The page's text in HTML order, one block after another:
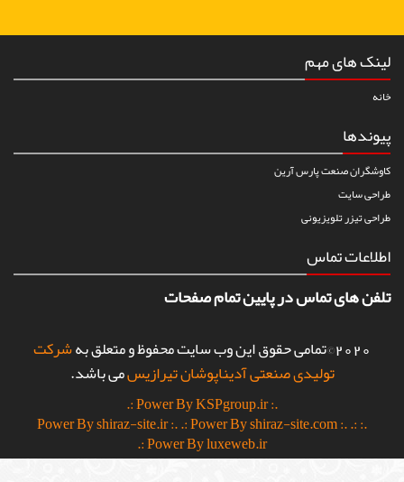
لینک های مهم
خانه
پیوندها
کاوشگران صنعت پارس آرین
طراحی سایت
طراحی تیزر تلویزیونی
اطلاعات تماس
تلفن های تماس در پایین تمام صفحات
2020©تمامی حقوق این وب سایت محفوظ و متعلق به شرکت
تولیدی صنعتی آدیناپوشان تیرازیسمی باشد.
.: Power By KSPgroup.ir :.
.: Power By shiraz-site.ir :.
.: Power By shiraz-site.com :..:
Power By luxeweb.ir :.